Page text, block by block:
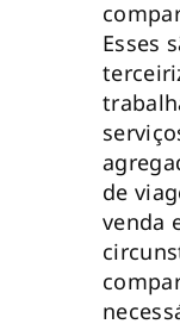
Esses
de
venda